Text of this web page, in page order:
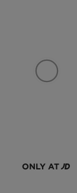
ONLY AT